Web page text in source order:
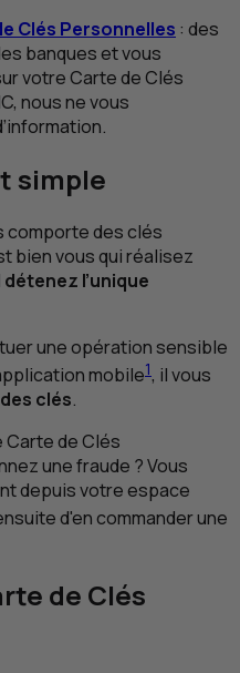
Clés Personnelles : des
banques et vous
votre Carte de Clés
, nous ne vous
simple
comporte des clés
bien vous qui réalisez
l’unique
une opération sensible
mobile1, il vous
clés.
de Clés
une fraude ? Vous
depuis votre espace
d'en commander une
de Clés